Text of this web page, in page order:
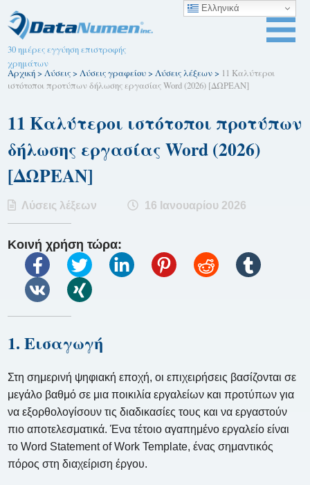
30 ημέρες εγγύηση επιστροφής
χρημάτων
Αρχική>Λύσεις>Λύσεις γραφείου>Λύσεις λέξεων> 11 Καλύτεροι
ιστότοποι προτύπων δήλωσης εργασίας Word (2026) [ΔΩΡΕΑΝ]
11 Καλύτεροι ιστότοποι προτύπων
δήλωσης εργασίας Word (2026)
[ΔΩΡΕΑΝ]
Λύσεις λέξεων 16 Ιανουαρίου 2026
Κοινή χρήση τώρα:
1. Εισαγωγή
Στη σημερινή ψηφιακή εποχή, οι επιχειρήσεις βασίζονται σε
μεγάλο βαθμό σε μια ποικιλία εργαλείων και προτύπων για
να εξορθολογίσουν τις διαδικασίες τους και να εργαστούν
πιο αποτελεσματικά. Ένα τέτοιο αγαπημένο εργαλείο είναι
το Word Statement of Work Template, ένας σημαντικός
πόρος στη διαχείριση έργου.
Ελληνικά